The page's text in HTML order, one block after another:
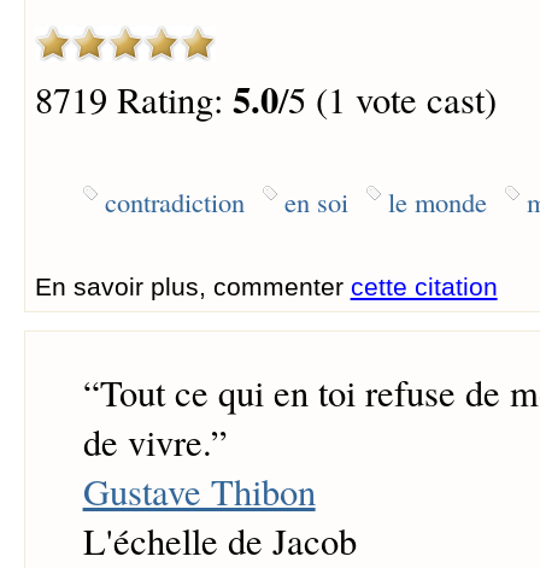
8719 Rating: 5.0/5 (1 vote cast)
contradiction en soi le monde
En savoir plus, commenter cette citation
“Tout ce qui en toi refuse de
de vivre.”
Gustave Thibon
L'échelle de Jacob